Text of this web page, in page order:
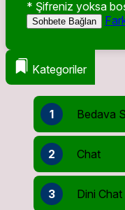
* Şifreniz yoksa
Sohbete Bağlan
Kategoriler
1 Bedava
2 Chat
3 Dini Chat